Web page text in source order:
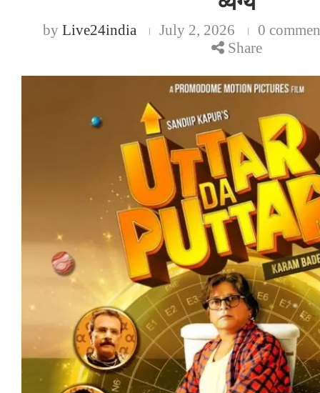
by Live24india July 2, 2026
0
Share